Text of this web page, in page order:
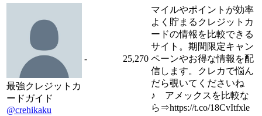
最強クレジットカ
ードガイド
@crehikaku
- 25,270
マイルやポイントが効率
よく貯まるクレジットカ
ードの情報を比較できる
サイト。期間限定キャン
ペーンやお得な情報を配
信します。クレカで悩ん
だら覗いてくださいね
♪ アメックスを比較な
ら⇒https://t.co/18CvItfxle